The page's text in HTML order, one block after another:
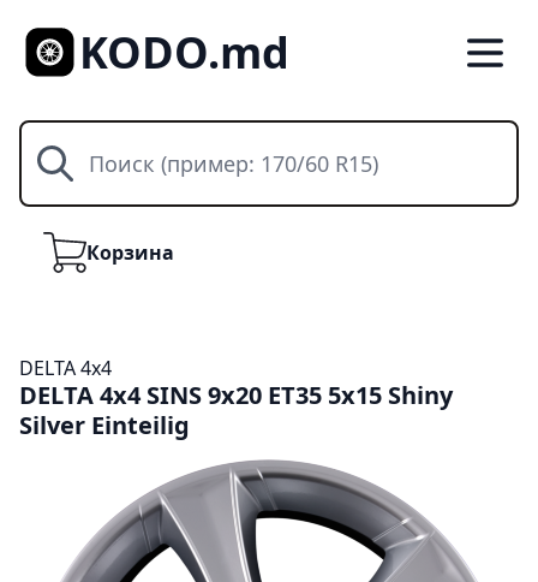
KODO.md
Поиск
КорзинаКорзина
DELTA 4x4
DELTA 4x4 SINS 9x20 ET35 5x15 Shiny
Silver Einteilig